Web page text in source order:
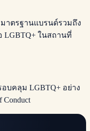
าตรฐานแบรนด์รวมถึง
LGBTQ+ ในสถานที่
บคลุม LGBTQ+ อย่าง
Conduct